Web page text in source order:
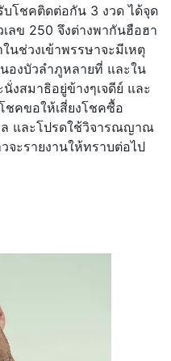
โชคติดต่อกัน 3 งวด ได้จุด
ลข 250 จึงต่างพากันฮือฮา
นช่วงเข้าพรรษาจะมีเหตุ
องบัวลำภูหลายที่ และใน
งสมาธิอยู่ข้างๆเจดีย์ และ
ชคขอให้เสี่ยงโชคซื้อ
ล และโปรดใช้วิจารณญาณ
ะรายงานให้ทราบต่อไป